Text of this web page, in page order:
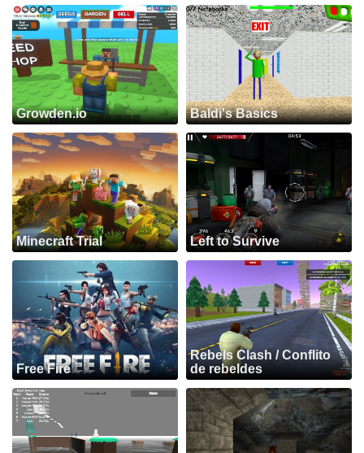
Growden.io Baldi's Basics
Minecraft Trial Left to Survive
Free Fire
Rebels Clash / Conflito
de rebeldes